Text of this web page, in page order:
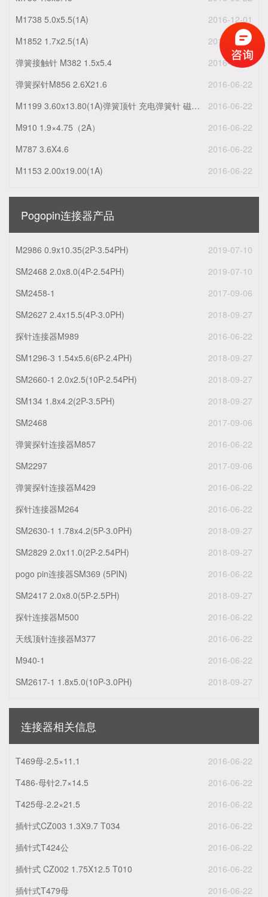
M1738 5.0x5.5(1A)
2016-12-01
M1852 1.7x2.5(1A)
2016-12-01
弹簧接触针 M382 1.5x5.4
2016-06-22
弹簧探针M856 2.6X21.6
2016-06-22
M1199 3.60x13.80(1A)弹簧顶针 充电弹簧针 磁吸式弹簧针
2016-06-22
M910 1.9×4.75（2A）
2016-06-22
M787 3.6X4.6
2016-06-22
M1153 2.00x19.00(1A)
2016-06-22
Pogopin连接器产品
M2986 0.9x10.35(2P-3.54PH)
2019-07-10
SM2468 2.0x8.0(4P-2.54PH)
2019-07-10
SM2458-1
2017-09-06
SM2627 2.4x15.5(4P-3.0PH)
2018-09-27
探针连接器M989
2016-06-22
SM1296-3 1.54x5.6(6P-2.4PH)
2018-09-27
SM2660-1 2.0x2.5(10P-2.54PH)
2018-09-27
SM134 1.8x4.2(2P-3.5PH)
2018-09-27
SM2468
2017-09-06
弹簧探针连接器M857
2016-06-22
SM2297
2017-09-06
弹簧探针连接器M429
2016-06-22
探针连接器M264
2016-06-22
SM2630-1 1.78x4.2(5P-3.0PH)
2018-09-27
SM2829 2.0x11.0(2P-2.54PH)
2018-09-27
pogo pin连接器SM369 (5PIN)
2016-06-22
SM2417 2.0x8.0(5P-2.5PH)
2018-09-27
探针连接器M500
2016-06-22
天线顶针连接器M377
2016-06-22
M940-1
2016-06-22
SM2617-1 1.8x5.0(10P-3.0PH)
2018-09-27
连接器相关信息
T469母-2.5×11.1
2016-06-22
T486-母针2.7×14.5
2016-06-22
T425母-2.2×21.5
2016-06-22
插针式CZ003 1.3X9.7 T034
2016-06-22
插针式T424公
2016-06-22
插针式 CZ002 1.75X12.5 T010
2016-06-22
插针式T479母
2016-06-22